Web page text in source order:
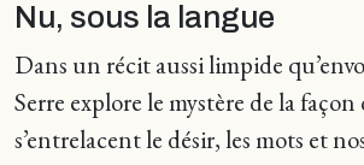
Nu, sous la langue
Dans un récit aussi limpide
Serre explore le mystère de la
s’entrelacent le désir, les mots et